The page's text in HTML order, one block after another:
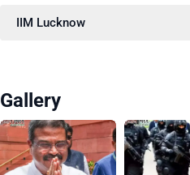
IIM Lucknow
Gallery